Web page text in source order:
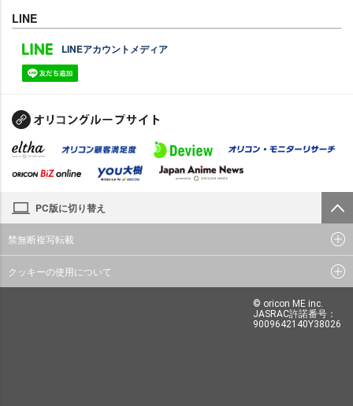
LINE
LINEアカウントメディア
PC版に切り替え
禁無断複写転載
クッキーの使用について
© oricon ME inc.
JASRAC許諾番号：
9009642140Y38026